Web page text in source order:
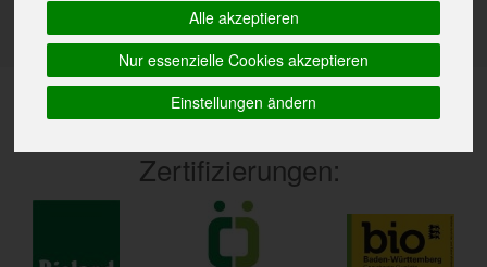
Alle akzeptieren
Nur essenzielle Cookies akzeptieren
Einstellungen ändern
Zertifizierungen: